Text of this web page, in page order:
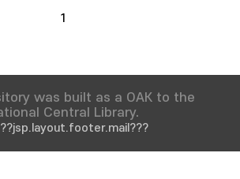
1
was built as a OAK to the
Central Library.